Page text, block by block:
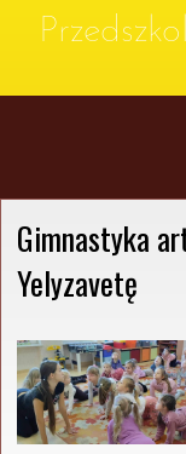
Gimnastyka
Yelyzavetę